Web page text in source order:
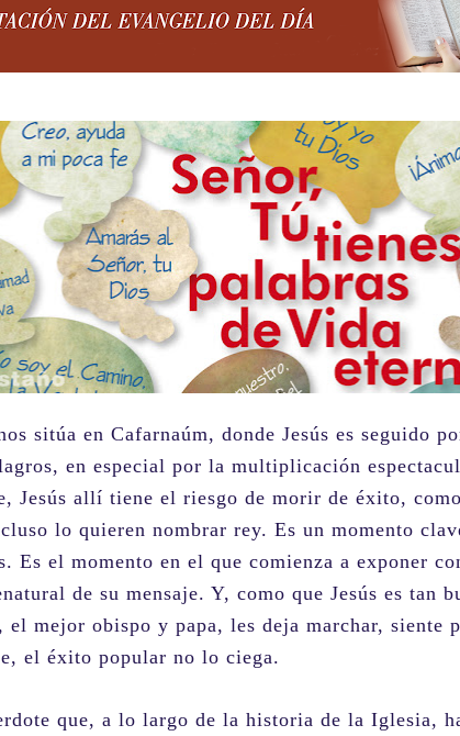
sitúa en Cafarnaúm, donde Jesús es seguido
en especial por la multiplicación
Jesús allí tiene el riesgo de morir de éxito,
lo quieren nombrar rey. Es un momento
Es el momento en el que comienza a exponer
de su mensaje. Y, como que Jesús es tan
el mejor obispo y papa, les deja marchar, siente
el éxito popular no lo ciega.
que, a lo largo de la historia de la Iglesia,